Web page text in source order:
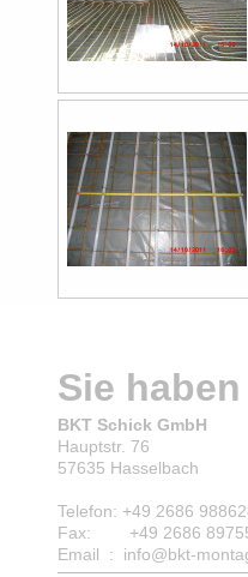
Sie
BKT Schick GmbH
Hauptstr. 76
57635 Hasselbach
Telefon: +49 2686
Fax: +49 2686
Email : info@bkt-